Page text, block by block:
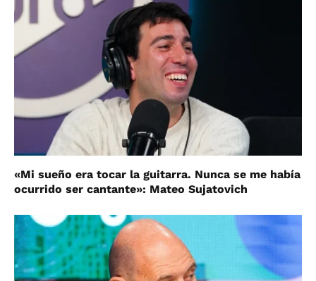
«Mi sueño era tocar la guitarra. Nunca se me había
ocurrido ser cantante»: Mateo Sujatovich